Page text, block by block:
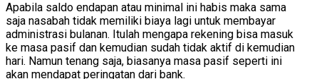
Apabila saldo endapan atau minimal ini habis maka sama
saja nasabah tidak memiliki biaya lagi untuk membayar
administrasi bulanan. Itulah mengapa rekening bisa masuk
ke masa pasif dan kemudian sudah tidak aktif di kemudian
hari. Namun tenang saja, biasanya masa pasif seperti ini
akan mendapat peringatan dari bank.